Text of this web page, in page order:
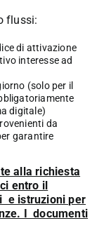
flussi:
di attivazione
interesse ad
(solo per il
digitale)
da
garantire
alla richiesta
entro il
e istruzioni per
I
documenti